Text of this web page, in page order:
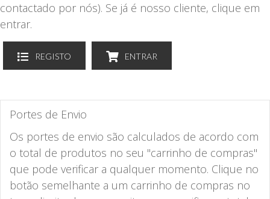
contactado por nós). Se já é nosso cliente, clique em
entrar.
REGISTO ENTRAR
Portes de Envio
Os portes de envio são calculados de acordo com
o total de produtos no seu "carrinho de compras"
que pode verificar a qualquer momento. Clique no
botão semelhante a um carrinho de compras no